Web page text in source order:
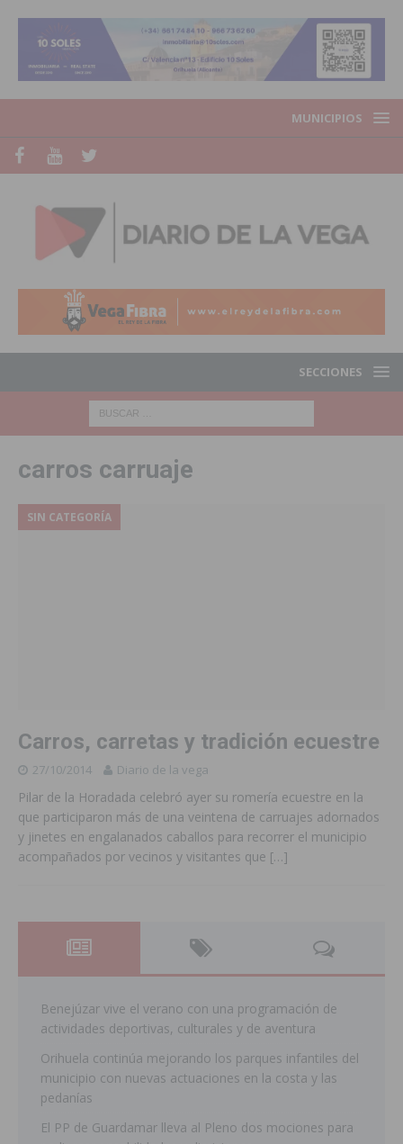
MUNICIPIOS
SECCIONES
carros carruaje
SIN CATEGORÍA
Carros, carretas y tradición ecuestre
27/10/2014 Diario de la vega
Pilar de la Horadada celebró ayer su romería ecuestre en la
que participaron más de una veintena de carruajes adornados
y jinetes en engalanados caballos para recorrer el municipio
acompañados por vecinos y visitantes que […]
Benejúzar vive el verano con una programación de
actividades deportivas, culturales y de aventura
Orihuela continúa mejorando los parques infantiles del
municipio con nuevas actuaciones en la costa y las
pedanías
El PP de Guardamar lleva al Pleno dos mociones para